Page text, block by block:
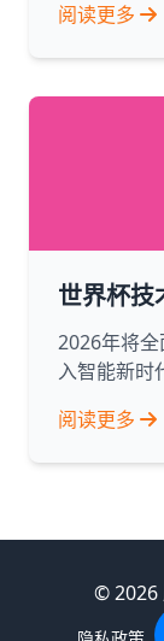
阅读更多
世界杯技
2026年将
入智能新时
阅读更多
© 2026